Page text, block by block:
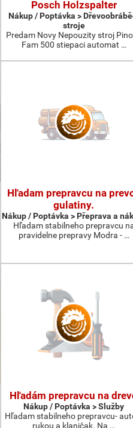
Posch Holzspalter
Nákup / Poptávka >
stroje
Predam Novy Nepouzity stroj
Fam 500 stiepaci automat …
Hľadam prepravcu na
gulatiny.
Nákup / Poptávka > Přeprava a
Hľadam stabilneho prepravcu
pravidelne prepravy Modra - …
Hľadám prepravcu na
Nákup / Poptávka > Služby
Hľadam stabilneho prepravcu-
rukou a klaničak. Na …